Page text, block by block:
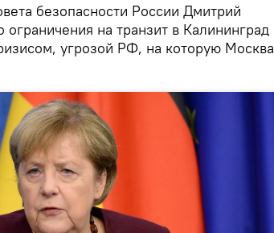
безопасности России Дмитрий
на транзит в Калининград
угрозой РФ, на которую Москва